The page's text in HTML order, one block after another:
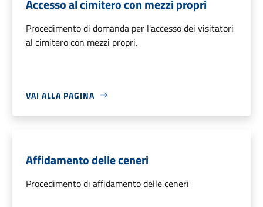
Accesso al cimitero con mezzi propri
Procedimento di domanda per l'accesso dei visitatori
al cimitero con mezzi propri.
VAI ALLA PAGINA
Affidamento delle ceneri
Procedimento di affidamento delle ceneri